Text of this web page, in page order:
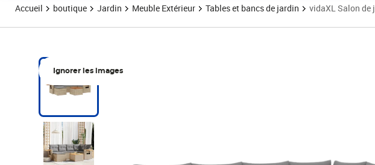
Accueil boutique Jardin Meuble Extérieur Tables et bancs de jardin vidaXL Salon de
Ignorer les images